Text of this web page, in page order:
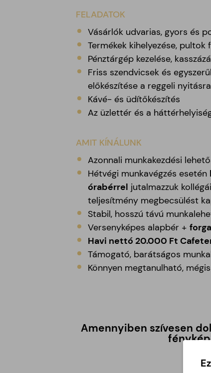
FELADATOK
Vásárlók udvarias, gyors és
Termékek kihelyezése, pultok
Pénztárgép kezelése,
Friss szendvicsek és
előkészítése a reggeli nyitásra
Kávé- és üdítőkészítés
Az üzlettér és a
AMIT KÍNÁLUNK
Azonnali munkakezdési
Hétvégi munkavégzés esetén
órabérrel jutalmazzuk
teljesítmény megbecsülést
Stabil, hosszú távú
Versenyképes alapbér +
Havi nettó 20.000 Ft
Támogató, barátságos
Könnyen megtanulható,
Amennyiben szívesen